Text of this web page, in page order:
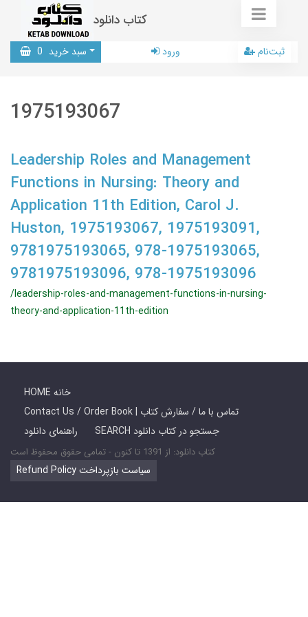
کتاب دانلود
سبد خرید 0 ورود ثبت‌نام
1975193067
Leadership Roles and Management
Functions in Nursing: Theory and
Application 11th Edition, Carol J.
Huston, 1975193067, 1975193091,
9781975193065, 978-1975193065,
9781975193096, 978-1975193096
/leadership-roles-and-management-functions-in-nursing-
theory-and-application-11th-edition
HOME خانه
Contact Us / Order Book | تماس با ما / سفارش کتاب
راهنمای دانلود
SEARCH جستجو در کتاب دانلود
کتاب دانلود: از 1391 تا کنون - تمامی حقوق محفوظ است
Refund Policy سیاست بازپرداخت